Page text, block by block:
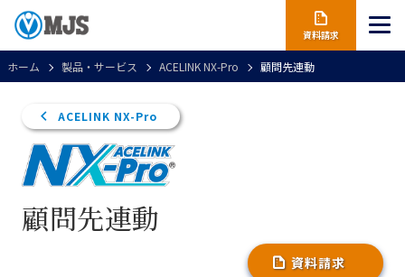
資料請求
ホーム 製品・サービス ACELINK NX-Pro 顧問先連動
ACELINK NX-Pro
顧問先連動
資料請求